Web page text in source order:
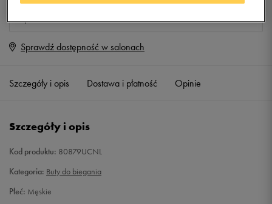
Wybierz rozmiar
Rozmiary EU
40,5
42,5 27 cm
Sprawdź dostępność w salonach
Szczegóły i opis Dostawa i płatność Opinie
Szczegóły i opis
Kod produktu: 80879UCNL
Kategoria: Buty do biegania
Płeć: Męskie